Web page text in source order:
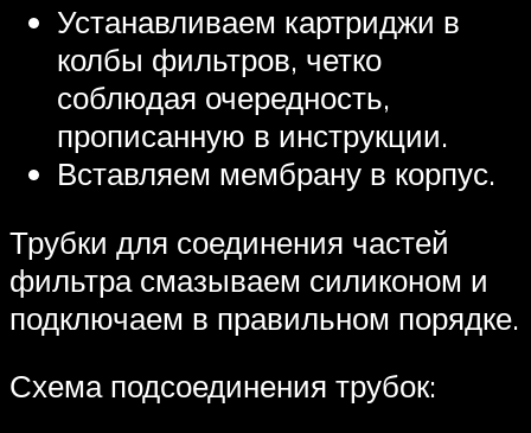
Устанавливаем картриджи в
колбы фильтров, четко
соблюдая очередность,
прописанную в инструкции.
Вставляем мембрану в корпус.
Трубки для соединения частей
фильтра смазываем силиконом и
подключаем в правильном порядке.
Схема подсоединения трубок: